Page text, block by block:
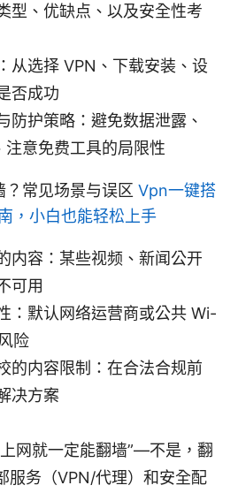
型、优缺点、以及安全性考
从选择 VPN、下载安装、设
否成功
防护策略：避免数据泄露、
注意免费工具的局限性
常见场景与误区 Vpn一键搭
，小白也能轻松上手
内容：某些视频、新闻公开
可用
：默认网络运营商或公共 Wi-
险
的内容限制：在合法合规前
决方案
网就一定能翻墙”—不是，翻
服务（VPN/代理）和安全配